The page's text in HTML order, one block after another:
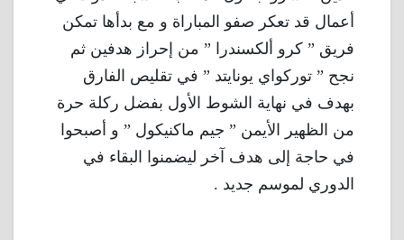
أعمال قد تعكر صفو المباراة و مع بدأها تمكن
فريق ” كرو ألكسندرا ” من إحراز هدفين ثم
نجح ” توركواي يونايتد ” في تقليص الفارق
بهدف في نهاية الشوط الأول بفضل ركلة حرة
من الظهير الأيمن ” جيم ماكنيكول ” و أصبحوا
في حاجة إلى هدف آخر ليضمنوا البقاء في
الدوري لموسم جديد .